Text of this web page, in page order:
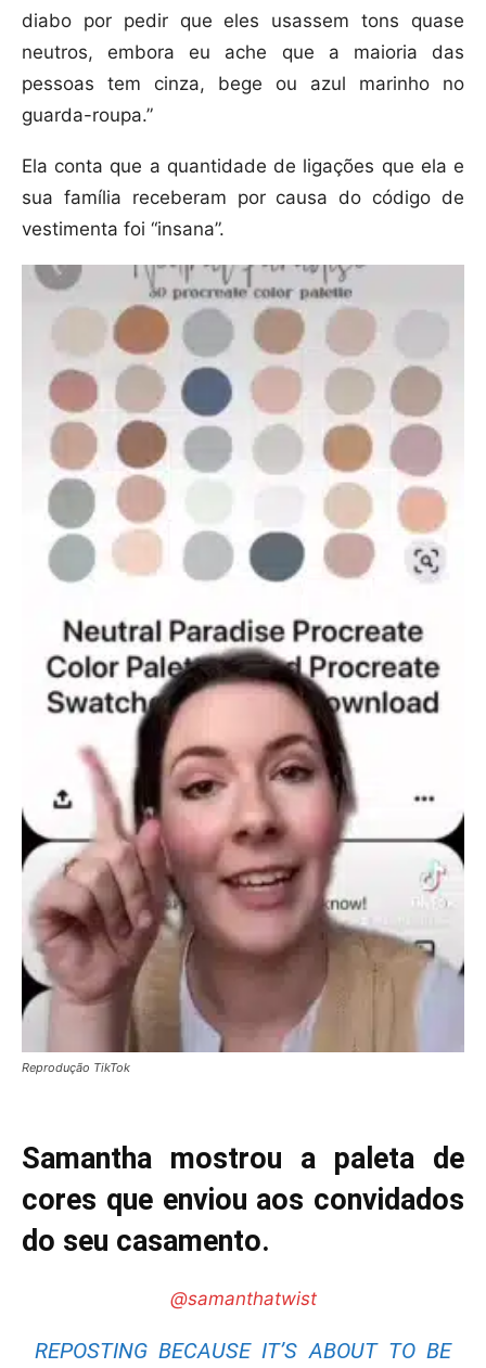
diabo por pedir que eles usassem tons quase
neutros, embora eu ache que a maioria das
pessoas tem cinza, bege ou azul marinho no
guarda-roupa.”
Ela conta que a quantidade de ligações que ela e
sua família receberam por causa do código de
vestimenta foi “insana”.
Reprodução TikTok
Samantha mostrou a paleta de
cores que enviou aos convidados
do seu casamento.
@samanthatwist
REPOSTING BECAUSE IT’S ABOUT TO BE